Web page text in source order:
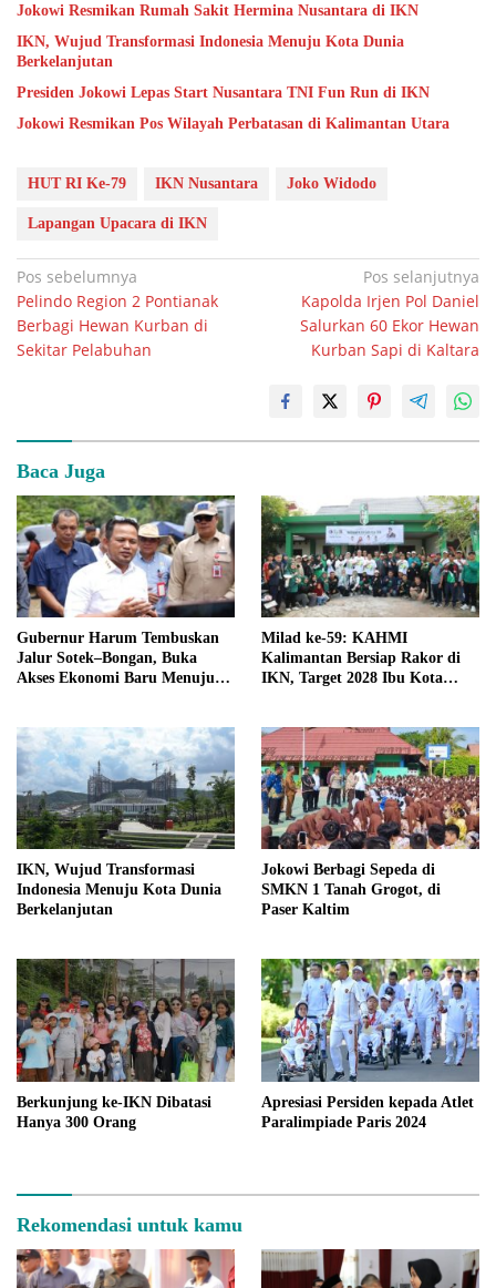
Jokowi Resmikan Rumah Sakit Hermina Nusantara di IKN
IKN, Wujud Transformasi Indonesia Menuju Kota Dunia
Berkelanjutan
Presiden Jokowi Lepas Start Nusantara TNI Fun Run di IKN
Jokowi Resmikan Pos Wilayah Perbatasan di Kalimantan Utara
HUT RI Ke-79 IKN Nusantara Joko Widodo
Lapangan Upacara di IKN
Navigasi
pos
Pos sebelumnya
Pelindo Region 2 Pontianak
Berbagi Hewan Kurban di
Sekitar Pelabuhan
Pos selanjutnya
Kapolda Irjen Pol Daniel
Salurkan 60 Ekor Hewan
Kurban Sapi di Kaltara
Baca Juga
Gubernur Harum Tembuskan
Jalur Sotek–Bongan, Buka
Akses Ekonomi Baru Menuju
Milad ke-59: KAHMI
Kalimantan Bersiap Rakor di
IKN, Target 2028 Ibu Kota
IKN, Wujud Transformasi
Indonesia Menuju Kota Dunia
Berkelanjutan
Jokowi Berbagi Sepeda di
SMKN 1 Tanah Grogot, di
Paser Kaltim
Berkunjung ke-IKN Dibatasi
Hanya 300 Orang
Apresiasi Persiden kepada Atlet
Paralimpiade Paris 2024
Rekomendasi untuk kamu